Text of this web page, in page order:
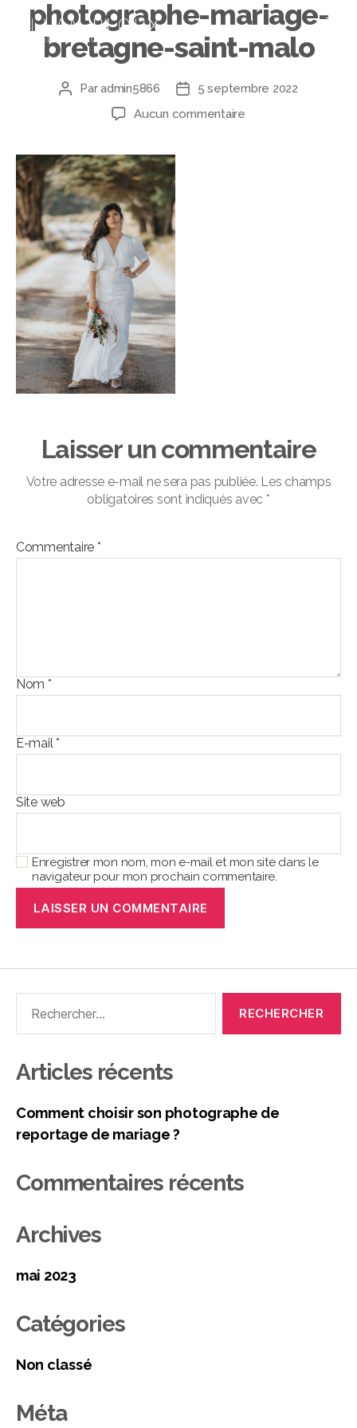
photographe-mariage-
bretagne-saint-malo
Paradmin5866
5 septembre 2022
Aucun commentaire
Laisser un commentaire
Votre adresse e-mail ne sera pas publiée. Les champs
obligatoires sont indiqués avec *
Commentaire *
Nom *
E-mail*
Site web
Enregistrer mon nom, mon e-mail et mon site dans le
navigateur pour mon prochain commentaire.
Articles récents
Comment choisir son photographe de
reportage de mariage ?
Commentaires récents
Archives
mai 2023
Catégories
Non classé
Méta